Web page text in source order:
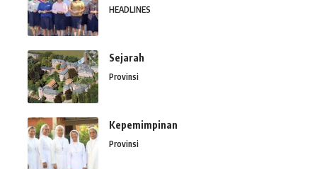
HEADLINES
Sejarah
Provinsi
Kepemimpinan
Provinsi